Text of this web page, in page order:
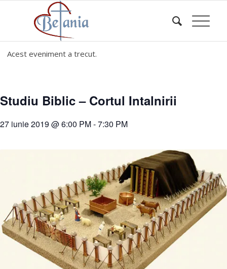
Acest eveniment a trecut.
Studiu Biblic – Cortul Intalnirii
27 iunie 2019 @ 6:00 PM-7:30 PM